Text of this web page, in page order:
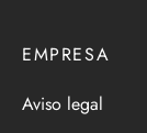
EMPRESA
Aviso legal